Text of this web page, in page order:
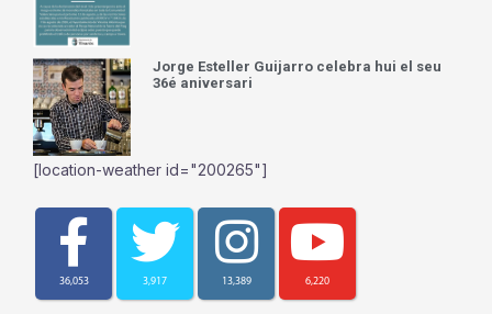
Jorge Esteller Guijarro celebra hui el seu
36é aniversari
[location-weather id="200265"]
36,053 3,917 13,389 6,220